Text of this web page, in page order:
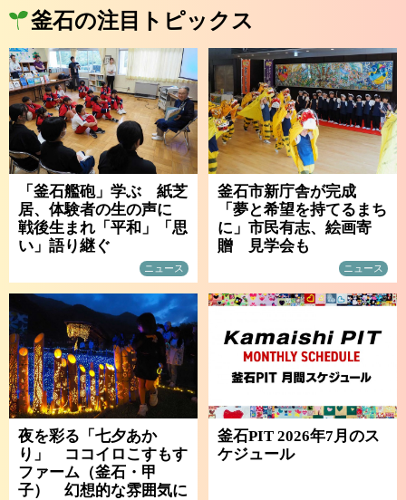
釜石の注目トピックス
「釜石艦砲」学ぶ 紙芝
居、体験者の生の声に
戦後生まれ「平和」「思
い」語り継ぐ
ニュース
釜石市新庁舎が完成
「夢と希望を持てるまち
に」市民有志、絵画寄
贈 見学会も
ニュース
夜を彩る「七夕あか
り」 ココイロこすもす
ファーム（釜石・甲
子） 幻想的な雰囲気に
釜石PIT 2026年7月のス
ケジュール